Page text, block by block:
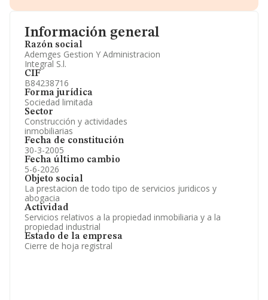
Información general
Razón social
Ademges Gestion Y Administracion
Integral S.l.
CIF
B84238716
Forma jurídica
Sociedad limitada
Sector
Construcción y actividades
inmobiliarias
Fecha de constitución
30-3-2005
Fecha último cambio
5-6-2026
Objeto social
La prestacion de todo tipo de servicios juridicos y
abogacia
Actividad
Servicios relativos a la propiedad inmobiliaria y a la
propiedad industrial
Estado de la empresa
Cierre de hoja registral
Accionistas.
Artículos de prensa publicados sobre la empresa.
Información oficial y registral complementaria.